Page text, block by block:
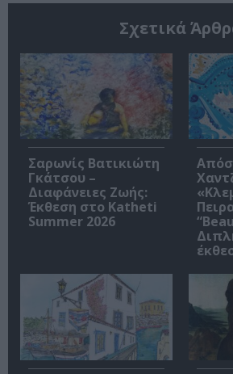
Σχετικά
Σαρωνίς Βατικιώτη
Γκάτσου –
Διαφάνειες Ζωής:
Έκθεση στο Katheti
Summer 2026